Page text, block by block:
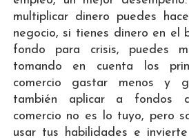
multiplicar dinero puedes
negocio, si tienes dinero en el
fondo para crisis, puedes
tomando en cuenta los
comercio gastar menos y
también aplicar a fondos
comercio no es lo tuyo, pero
usar tus habilidades e